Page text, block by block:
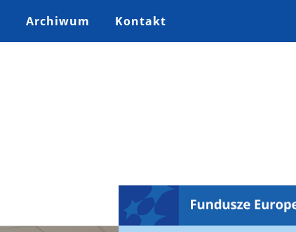
Archiwum Kontakt